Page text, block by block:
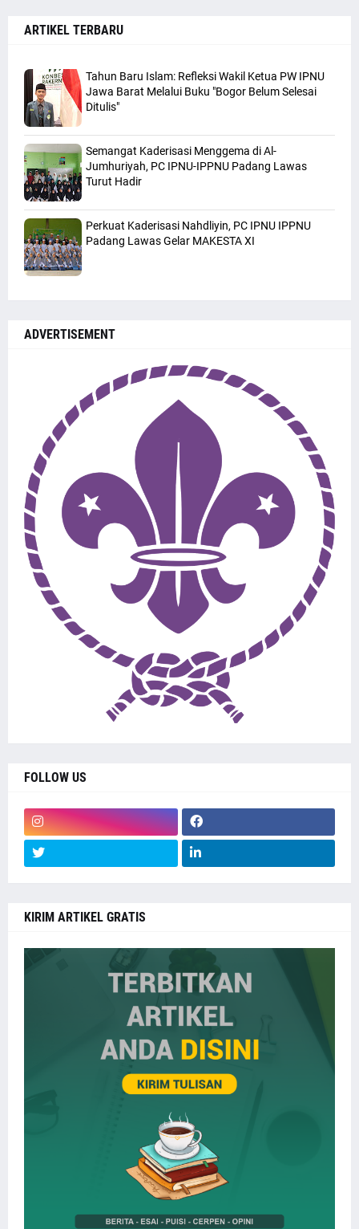
ARTIKEL TERBARU
Tahun Baru Islam: Refleksi Wakil Ketua PW IPNU
Jawa Barat Melalui Buku "Bogor Belum Selesai
Ditulis"
Semangat Kaderisasi Menggema di Al-
Jumhuriyah, PC IPNU-IPPNU Padang Lawas
Turut Hadir
Perkuat Kaderisasi Nahdliyin, PC IPNU IPPNU
Padang Lawas Gelar MAKESTA XI
ADVERTISEMENT
FOLLOW US
KIRIM ARTIKEL GRATIS